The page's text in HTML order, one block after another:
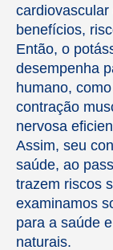
benefícios,
Então, o
desempenha
humano,
contração
nervosa
Assim, seu
saúde, ao
trazem riscos
examinamos
para a saúde
naturais.